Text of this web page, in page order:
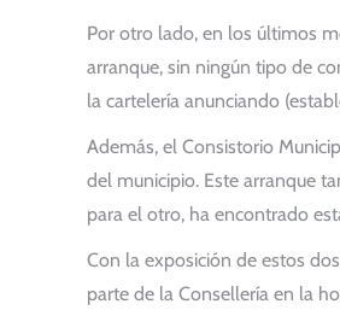
Por otro lado, en los últimos
arranque, sin ningún tipo de
la cartelería anunciando
Además, el Consistorio
del municipio. Este arranque
para el otro, ha encontrado
Con la exposición de estos
parte de la Consellería en la